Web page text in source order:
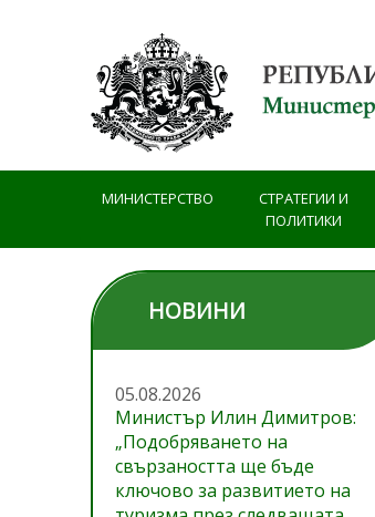
МИНИСТЕРСТВО
СТРАТЕГИИ И
ПОЛИТИКИ
НОВИНИ
05.08.2026
Министър Илин Димитров:
„Подобряването на
свързаността ще бъде
ключово за развитието на